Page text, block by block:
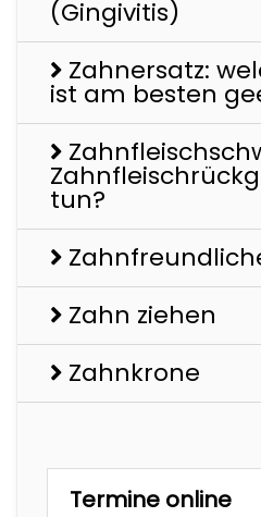
(Gingivitis)
Zahnersatz:
ist am besten
tun?
Zahn ziehen
Zahnkrone
Termine online